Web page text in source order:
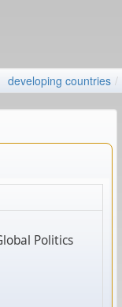
developing countries
Politics